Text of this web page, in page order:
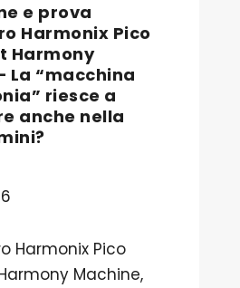
e prova
Harmonix Pico
Harmony
La “macchina
riesce a
anche nella
Harmonix Pico
Machine,